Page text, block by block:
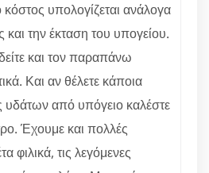
κόστος υπολογίζεται ανάλογα
και την έκταση του υπογείου.
και τον παραπάνω
Και αν θέλετε κάποια
από υπόγειο καλέστε
Έχουμε και πολλές
φιλικά, τις λεγόμενες